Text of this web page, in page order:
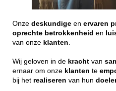
Onze deskundige en ervaren
oprechte betrokkenheid en
van onze klanten
Wij geloven in de kracht van
ernaar om onze klanten te
bij het realiseren van hun